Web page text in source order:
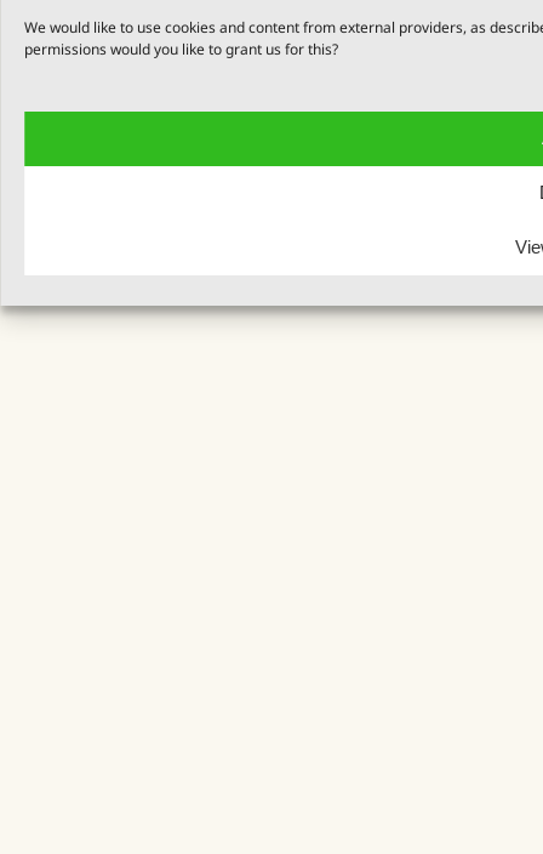
We would like to use cookies and content from external providers, as
permissions would you like to grant us for this?